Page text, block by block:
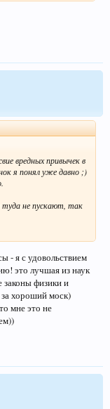
вредных привычек в
я понял уже давно ;)
туда не пускают, так
- я с удовольствием
это лучшая из наук
законы физики и
хороший моск)
мне это не